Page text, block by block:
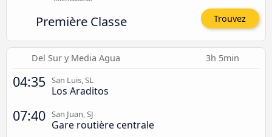
Première Classe Trouvez
Del Sur y Media Agua 3h 5min
04:35 San Luis, SL
Los Araditos
07:40 San Juan, SJ
Gare routière centrale